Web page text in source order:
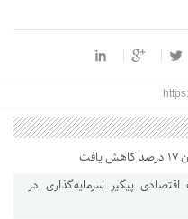
زنجانی با ۱۱ هلدینگ اقتصادی پیگیر سرمایه‌گذاری در